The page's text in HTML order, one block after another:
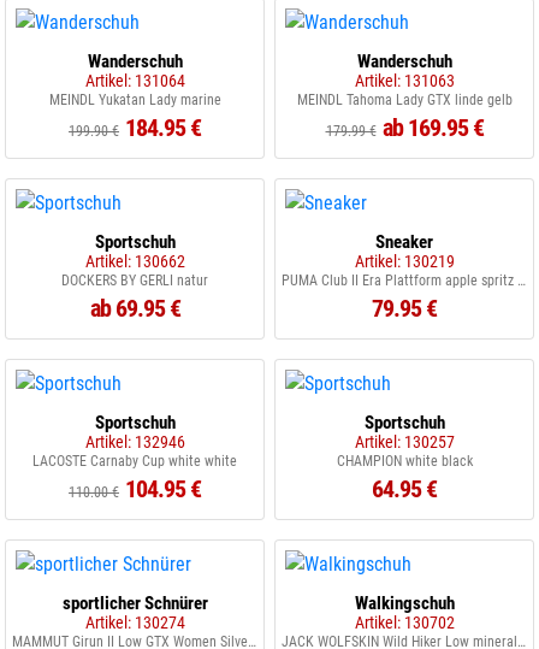
Wanderschuh
Artikel: 131064
MEINDL Yukatan Lady marine
199.90 € 184.95 €
Wanderschuh
Artikel: 131063
MEINDL Tahoma Lady GTX linde gelb
179.99 € ab 169.95 €
Sportschuh
Artikel: 130662
DOCKERS BY GERLI natur
ab 69.95 €
Sneaker
Artikel: 130219
PUMA Club II Era Plattform apple spritz intense lave
79.95 €
Sportschuh
Artikel: 132946
LACOSTE Carnaby Cup white white
110.00 € 104.95 €
Sportschuh
Artikel: 130257
CHAMPION white black
64.95 €
sportlicher Schnürer
Artikel: 130274
MAMMUT Girun II Low GTX Women Silver sage/White 1065
Walkingschuh
Artikel: 130702
JACK WOLFSKIN Wild Hiker Low mineral red